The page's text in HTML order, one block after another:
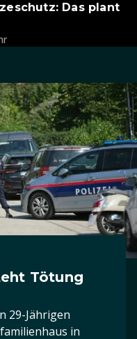
Das plant
Tötung
29-Jährigen
in